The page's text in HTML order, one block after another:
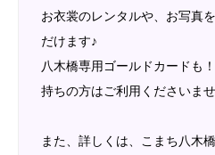
お衣裳のレンタルや、お写真
だけます♪
八木橋専用ゴールドカードも
持ちの方はご利用くださいま
また、詳しくは、こまち八木